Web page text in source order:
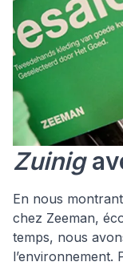
Zuinig
En nous
chez Zeeman,
temps, nous
l’environnement.